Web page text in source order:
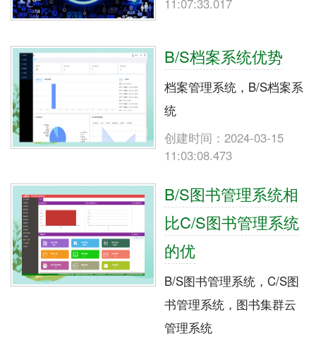
11:07:33.017
B/S档案系统优势
档案管理系统，B/S档案系
统
创建时间：2024-03-15
11:03:08.473
B/S图书管理系统相
比C/S图书管理系统
的优
B/S图书管理系统，C/S图
书管理系统，图书集群云
管理系统